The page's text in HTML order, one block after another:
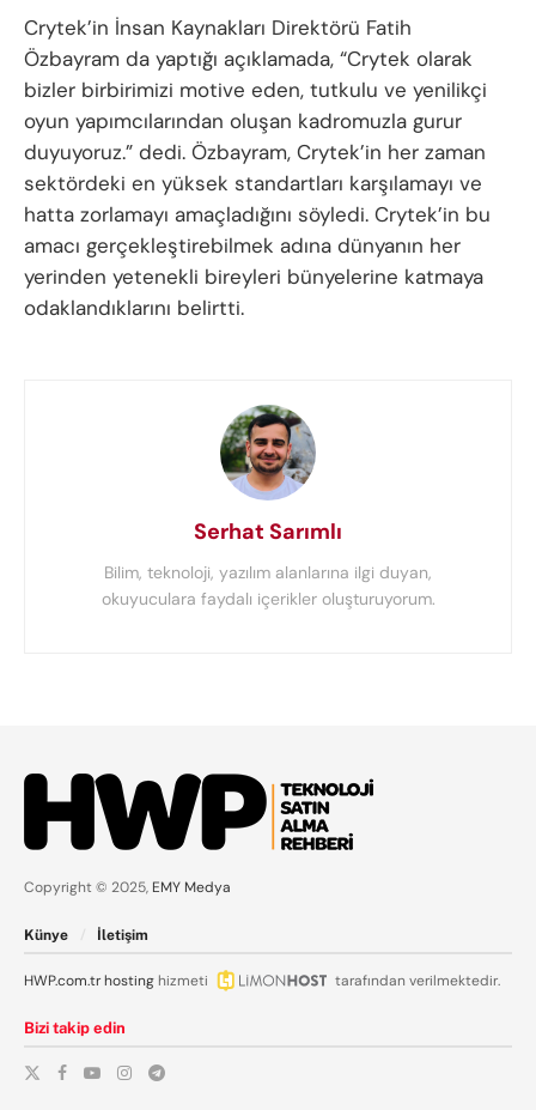
Crytek’in İnsan Kaynakları Direktörü Fatih
Özbayram da yaptığı açıklamada, “Crytek olarak
bizler birbirimizi motive eden, tutkulu ve yenilikçi
oyun yapımcılarından oluşan kadromuzla gurur
duyuyoruz.” dedi. Özbayram, Crytek’in her zaman
sektördeki en yüksek standartları karşılamayı ve
hatta zorlamayı amaçladığını söyledi. Crytek’in bu
amacı gerçekleştirebilmek adına dünyanın her
yerinden yetenekli bireyleri bünyelerine katmaya
odaklandıklarını belirtti.
Serhat Sarımlı
Bilim, teknoloji, yazılım alanlarına ilgi duyan,
okuyuculara faydalı içerikler oluşturuyorum.
Copyright © 2025, EMY Medya
Künye İletişim
HWP.com.trhosting hizmeti tarafından verilmektedir.
Bizi takip edin